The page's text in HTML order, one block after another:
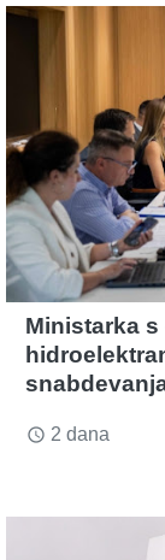
Ministarka
access_time 2 dana